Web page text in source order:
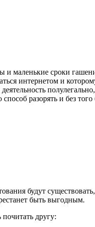
и маленькие сроки
интернетом и
разорять и без того
будут
быть выгодным.
почитать другу: